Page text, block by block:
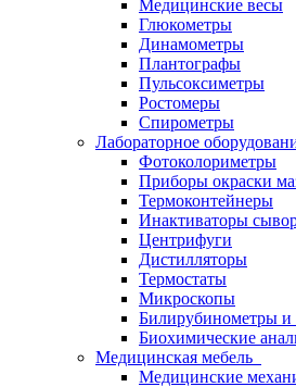
Медицинские весы
Глюкометры
Динамометры
Плантографы
Пульсоксиметры
Ростомеры
Спирометры
Лабораторное
Фотоколориметры
Приборы окраски
Термоконтейнеры
Инактиваторы
Центрифуги
Дистилляторы
Термостаты
Микроскопы
Билирубинометры и
Биохимические
Медицинская мебель
Медицинские